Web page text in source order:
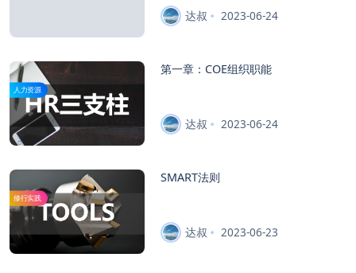
达叔 2023-06-24
人力资源
第一章：COE组织职能
达叔 2023-06-24
修行实践
SMART法则
达叔 2023-06-23